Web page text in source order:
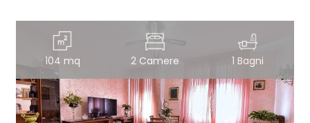
104 mq 2 Camere 1 Bagni